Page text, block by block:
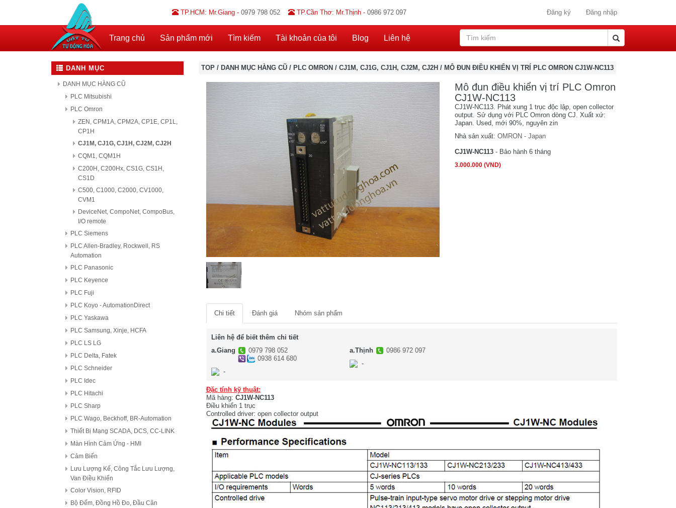
TP.HCM: Mr.Giang - 0979 798 052 TP.Cần Thơ: Mr.Thịnh - 0986 972 097 Đăng ký Đăng nhập
Trang chủ Sản phẩm mới Tìm kiếm Tài khoản của tôi Blog Liên hệ
DANH MỤC
DANH MỤC HÀNG CŨ
PLC Mitsubishi
PLC Omron
ZEN, CPM1A, CPM2A, CP1E, CP1L,
CP1H
CJ1M, CJ1G, CJ1H, CJ2M, CJ2H
CQM1, CQM1H
C200H, C200Hx, CS1G, CS1H,
CS1D
C500, C1000, C2000, CV1000,
CVM1
DeviceNet, CompoNet, CompoBus,
I/O remote
PLC Siemens
PLC Allen-Bradley, Rockwell, RS
Automation
PLC Panasonic
PLC Keyence
PLC Fuji
PLC Koyo - AutomationDirect
PLC Yaskawa
PLC Samsung, Xinje, HCFA
PLC LS LG
PLC Delta, Fatek
PLC Schneider
PLC Idec
PLC Hitachi
PLC Sharp
PLC Wago, Beckhoff, BR-Automation
Thiết Bị Mạng SCADA, DCS, CC-LINK
Màn Hình Cảm Ứng - HMI
Cảm Biến
Lưu Lượng Kế, Công Tắc Lưu Lượng,
Van Điều Khiển
Color Vision, RFID
Bộ Đếm, Đồng Hồ Đo, Đầu Cân
TOP/ DANH MỤC HÀNG CŨ/ PLC OMRON / CJ1M, CJ1G, CJ1H, CJ2M, CJ2H / MÔ ĐUN ĐIỀU KHIỂN VỊ TRÍ PLC OMRON CJ1W-NC113
Mô đun điều khiển vị trí PLC Omron
CJ1W-NC113
CJ1W-NC113. Phát xung 1 trục độc lập, open collector
output. Sử dụng với PLC Omron dòng CJ. Xuất xứ:
Japan. Used, mới 90%, nguyên zin
Nhà sản xuất: OMRON - Japan
CJ1W-NC113- Bảo hành 6 tháng
3.000.000 (VND)
Chi tiết Đánh giá Nhóm sản phẩm
Liên hệ để biết thêm chi tiết
a.Giang
0979 798 052
0938 614 680
-
a.Thịnh
0986 972 097
-
Đặc tính kỹ thuật:
Mã hàng: CJ1W-NC113
Điều khiển 1 trục
Controlled driver: open collector output